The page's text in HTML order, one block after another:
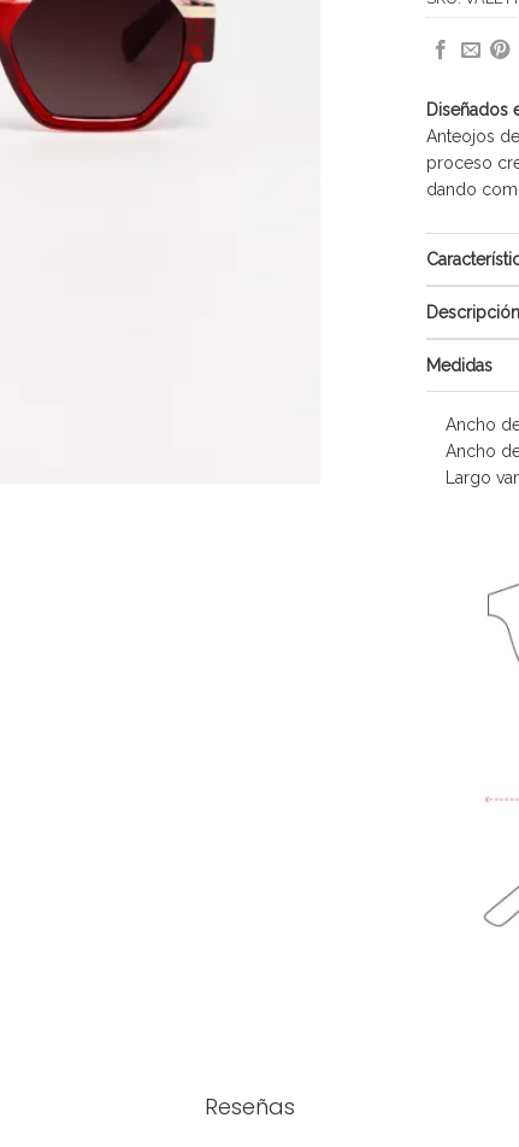
Diseñados
Anteojos
proceso
dando
Descripción
Medidas
Ancho
Ancho
Largo
Reseñas